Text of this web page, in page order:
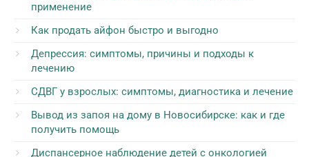
применение
Как продать айфон быстро и выгодно
Депрессия: симптомы, причины и подходы к
лечению
СДВГ у взрослых: симптомы, диагностика и лечение
Вывод из запоя на дому в Новосибирске: как и где
получить помощь
Диспансерное наблюдение детей с онкологией